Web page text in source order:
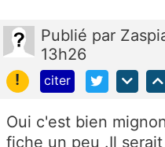
Publié par
13h26
!
citer
Oui c'est bien
fiche un peu .Il